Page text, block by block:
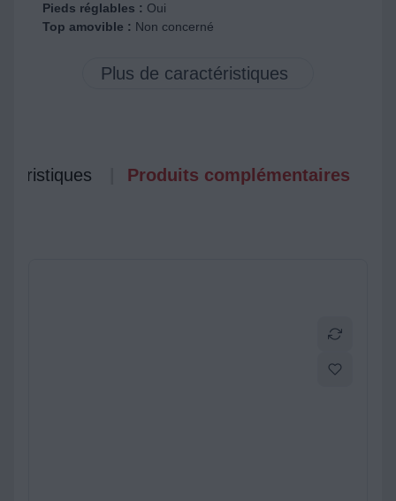
Pieds réglables : Oui
Top amovible : Non concerné
Produits complémentaires